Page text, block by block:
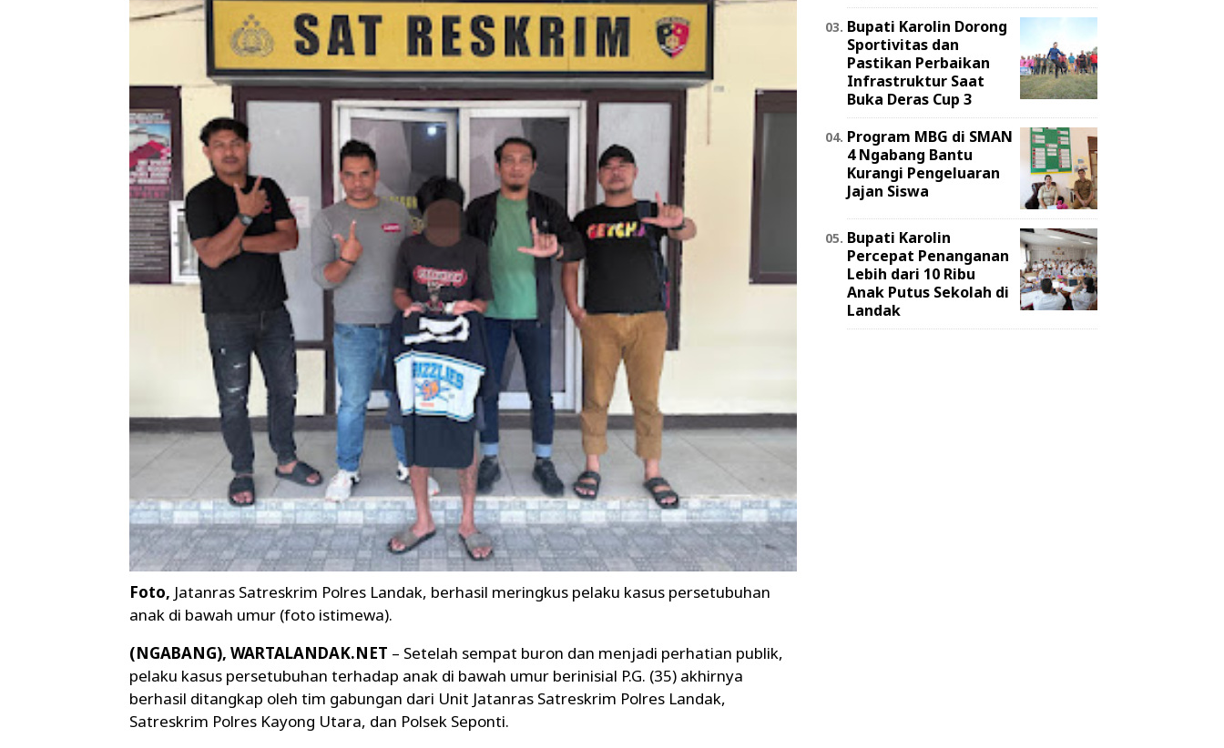
Foto, Jatanras Satreskrim Polres Landak, berhasil meringkus pelaku kasus persetubuhan
anak di bawah umur (foto istimewa).
(NGABANG), WARTALANDAK.NET – Setelah sempat buron dan menjadi perhatian publik,
pelaku kasus persetubuhan terhadap anak di bawah umur berinisial P.G. (35) akhirnya
berhasil ditangkap oleh tim gabungan dari Unit Jatanras Satreskrim Polres Landak,
Satreskrim Polres Kayong Utara, dan Polsek Seponti.
Bupati Karolin Dorong
Sportivitas dan
Pastikan Perbaikan
Infrastruktur Saat
Buka Deras Cup 3
Program MBG di SMAN
4 Ngabang Bantu
Kurangi Pengeluaran
Jajan Siswa
Bupati Karolin
Percepat Penanganan
Lebih dari 10 Ribu
Anak Putus Sekolah di
Landak